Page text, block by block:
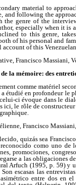
material to
and following the
genre of the
especially when it is
to this genre,
of his personal and
of this
Francisco Massiani,
la mémoire: des
comme matériel
en profondeur le
ci évoque dans le
ici, le rôle de
Francisco
quizás sea
como uno de
promociones,
a las obligaciones
Arfuch (1995, p. 59) y
escasas las
entre dos en